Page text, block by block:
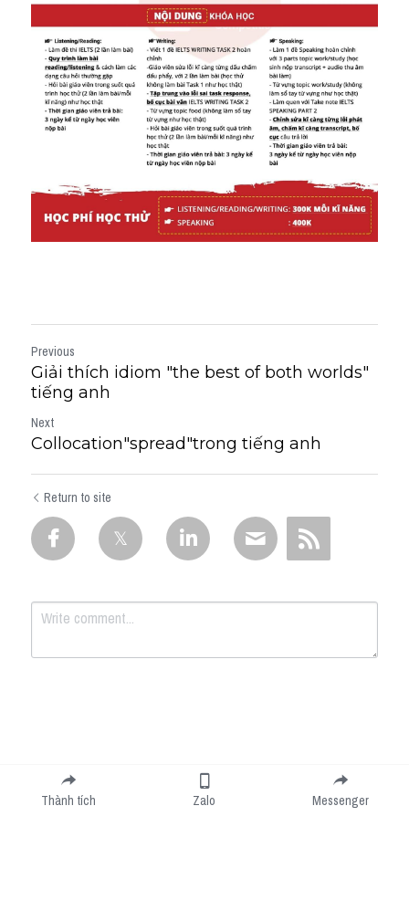
Previous
Giải thích idiom "the best of both worlds"
tiếng anh
Next
Collocation"spread"trong tiếng anh
Return to site
Submit
Thành tích Zalo Messenger